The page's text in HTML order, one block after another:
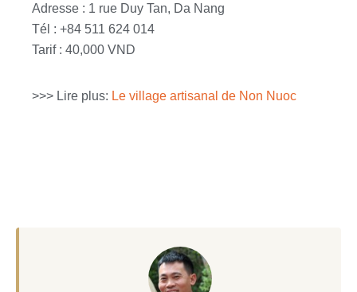
Adresse : 1 rue Duy Tan, Da Nang
Tél : +84 511 624 014
Tarif : 40,000 VND
>>> Lire plus: Le village artisanal de Non Nuoc